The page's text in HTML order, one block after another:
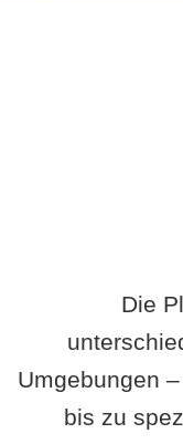
Die
Umgebungen
bis zu